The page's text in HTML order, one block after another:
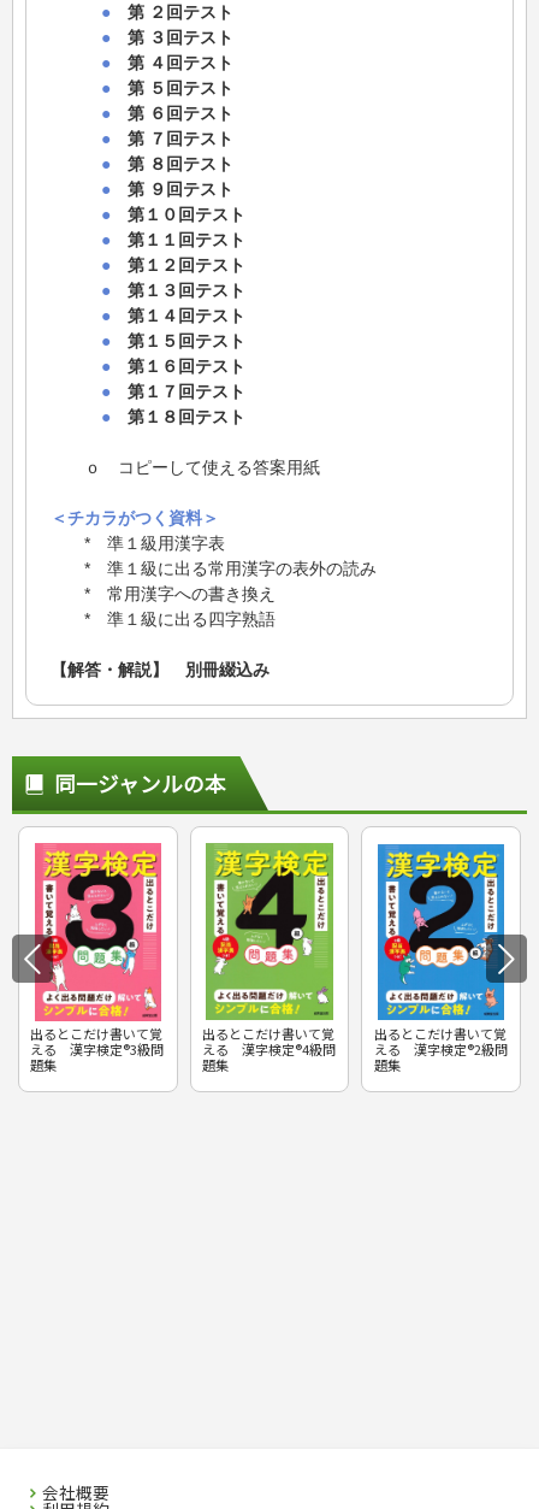
● 第 ２回テスト
● 第 ３回テスト
● 第 ４回テスト
● 第 ５回テスト
● 第 ６回テスト
● 第 ７回テスト
● 第 ８回テスト
● 第 ９回テスト
● 第１０回テスト
● 第１１回テスト
● 第１２回テスト
● 第１３回テスト
● 第１４回テスト
● 第１５回テスト
● 第１６回テスト
● 第１７回テスト
● 第１８回テスト
ｏ コピーして使える答案用紙
＜チカラがつく資料＞
* 準１級用漢字表
* 準１級に出る常用漢字の表外の読み
* 常用漢字への書き換え
* 準１級に出る四字熟語
【解答・解説】 別冊綴込み
同一ジャンルの本
出るとこだけ書いて覚
える 漢字検定®3級問
題集
出るとこだけ書いて覚
える 漢字検定®4級問
題集
出るとこだけ書いて覚
える 漢字検定®2級問
題集
会社概要